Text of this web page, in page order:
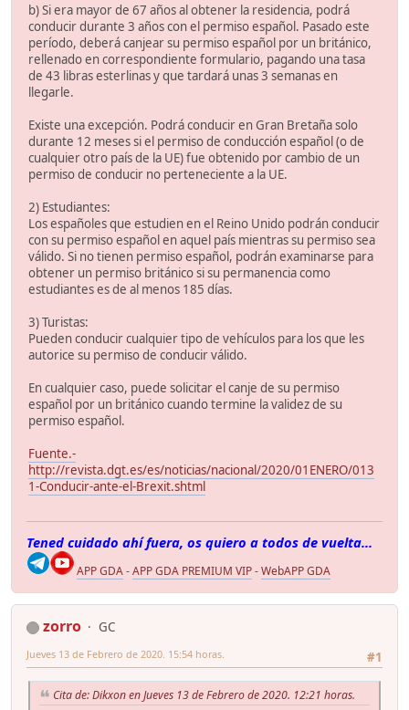
b) Si era mayor de 67 años al obtener la residencia, podrá
conducir durante 3 años con el permiso español. Pasado este
período, deberá canjear su permiso español por un británico,
rellenado en correspondiente formulario, pagando una tasa
de 43 libras esterlinas y que tardará unas 3 semanas en
llegarle.
Existe una excepción. Podrá conducir en Gran Bretaña solo
durante 12 meses si el permiso de conducción español (o de
cualquier otro país de la UE) fue obtenido por cambio de un
permiso de conducir no perteneciente a la UE.
2) Estudiantes:
Los españoles que estudien en el Reino Unido podrán conducir
con su permiso español en aquel país mientras su permiso sea
válido. Si no tienen permiso español, podrán examinarse para
obtener un permiso británico si su permanencia como
estudiantes es de al menos 185 días.
3) Turistas:
Pueden conducir cualquier tipo de vehículos para los que les
autorice su permiso de conducir válido.
En cualquier caso, puede solicitar el canje de su permiso
español por un británico cuando termine la validez de su
permiso español.
Fuente.-
http://revista.dgt.es/es/noticias/nacional/2020/01ENERO/013
1-Conducir-ante-el-Brexit.shtml
Tened cuidado ahí fuera, os quiero a todos de vuelta...
APP GDA-APP GDA PREMIUM VIP-WebAPP GDA
zorro
GC
#1
Jueves 13 de Febrero de 2020. 15:54 horas.
Cita de: Dikxon en Jueves 13 de Febrero de 2020. 12:21 horas.